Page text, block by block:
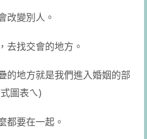
改變別人。
去找交會的地方。
的地方就是我們進入婚姻的部
圖表ㄟ)
都要在一起。